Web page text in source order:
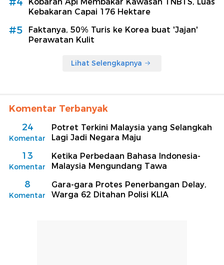
Kebakaran Capai 176 Hektare
#5
Faktanya, 50% Turis ke Korea buat 'Jajan'
Perawatan Kulit
Lihat Selengkapnya
Komentar Terbanyak
24
Komentar
Potret Terkini Malaysia yang Selangkah
Lagi Jadi Negara Maju
13
Komentar
Ketika Perbedaan Bahasa Indonesia-
Malaysia Mengundang Tawa
8
Komentar
Gara-gara Protes Penerbangan Delay,
Warga 62 Ditahan Polisi KLIA